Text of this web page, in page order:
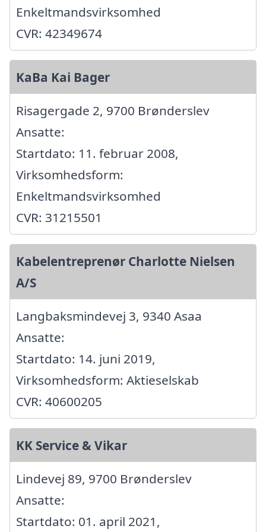
Enkeltmandsvirksomhed
CVR: 42349674
KaBa Kai Bager
Risagergade 2, 9700 Brønderslev
Ansatte:
Startdato: 11. februar 2008,
Virksomhedsform:
Enkeltmandsvirksomhed
CVR: 31215501
Kabelentreprenør Charlotte Nielsen
A/S
Langbaksmindevej 3, 9340 Asaa
Ansatte:
Startdato: 14. juni 2019,
Virksomhedsform: Aktieselskab
CVR: 40600205
KK Service & Vikar
Lindevej 89, 9700 Brønderslev
Ansatte:
Startdato: 01. april 2021,